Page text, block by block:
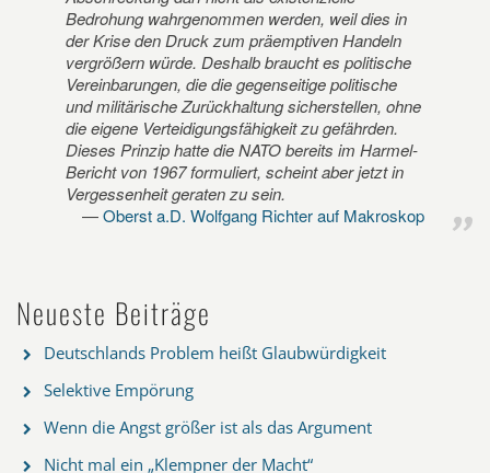
Bedrohung wahrgenommen werden, weil dies in
der Krise den Druck zum präemptiven Handeln
vergrößern würde. Deshalb braucht es politische
Vereinbarungen, die die gegenseitige politische
und militärische Zurückhaltung sicherstellen, ohne
die eigene Verteidigungsfähigkeit zu gefährden.
Dieses Prinzip hatte die NATO bereits im Harmel-
Bericht von 1967 formuliert, scheint aber jetzt in
Vergessenheit geraten zu sein.
Oberst a.D. Wolfgang Richter auf Makroskop
Neueste Beiträge
Deutschlands Problem heißt Glaubwürdigkeit
Selektive Empörung
Wenn die Angst größer ist als das Argument
Nicht mal ein „Klempner der Macht“